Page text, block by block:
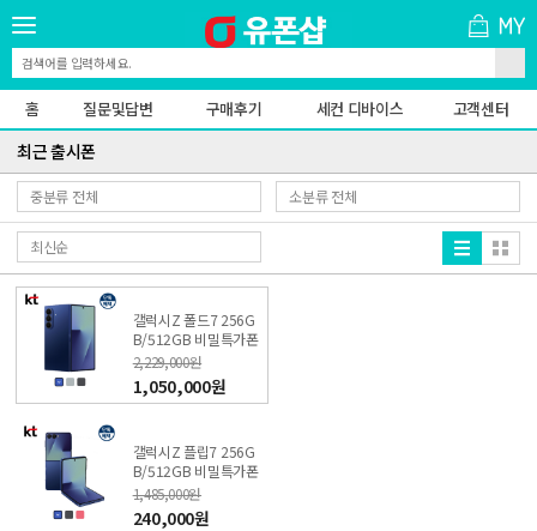
홈 질문및답변 구매후기 세컨 디바이스 고객센터
최근 출시폰
갤럭시Z 폴드7 256G
B/512GB 비밀특가폰
KT 온라인샵
2,229,000원
1,050,000원
갤럭시Z 플립7 256G
B/512GB 비밀특가폰
KT 온라인샵
1,485,000원
240,000원